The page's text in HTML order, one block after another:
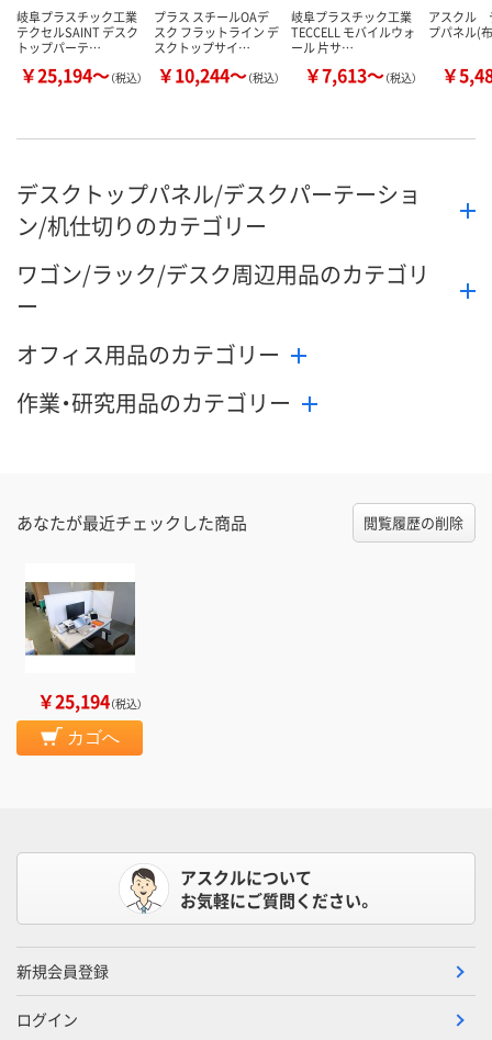
岐阜プラスチック工業
テクセルSAINT デスク
トップパーテ…
￥25,194～（税込）
プラス スチールOAデ
スク フラットライン デ
スクトップサイ…
￥10,244～（税込）
岐阜プラスチック工業
TECCELL モバイルウォ
ール 片サ…
￥7,613～（税込）
アスクル
プパネル(
￥
デスクトップパネル/デスクパーテーショ
ン/机仕切りのカテゴリー
ワゴン/ラック/デスク周辺用品のカテゴリ
ー
オフィス用品のカテゴリー
作業・研究用品のカテゴリー
あなたが最近チェックした商品 閲覧履歴の削除
￥25,194（税込）
カゴへ
アスクルについて
お気軽にご質問ください。
新規会員登録
ログイン